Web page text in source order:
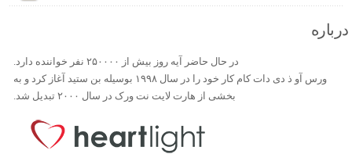
درباره
در حال حاضر آیه روز بیش از ۲۵۰۰۰۰ نفر خواننده دارد.
ورس آو ذ دی دات کام کار خود را در سال ۱۹۹۸ بوسیله بن ستید آغاز کرد و به
بخشی از هارت لایت نت ورک در سال ۲۰۰۰ تبدیل شد.